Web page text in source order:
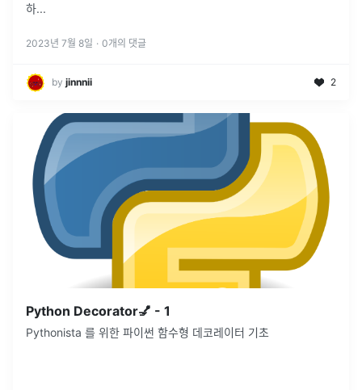
하...
2023년 7월 8일 · 0개의 댓글
by jinnnii 2
Python Decorator💅 - 1
Pythonista 를 위한 파이썬 함수형 데코레이터 기초